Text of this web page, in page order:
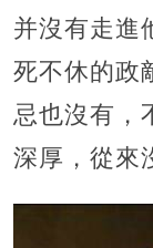
并沒有走進
死不休的政
忌也沒有，
深厚，從來